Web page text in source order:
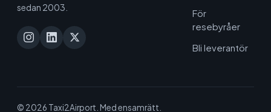
sedan 2003.
För
resebyråer
Bli leverantör
© 2026 Taxi2Airport. Med ensamrätt.